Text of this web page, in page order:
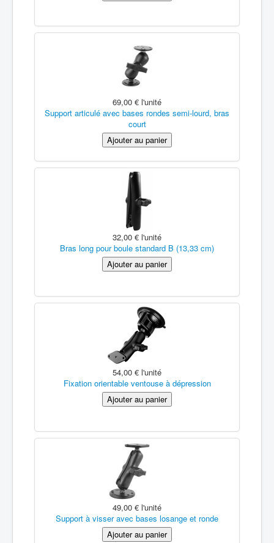
69,00 € l'unité
Support articulé avec bases rondes semi-lourd, bras
court
32,00 € l'unité
Bras long pour boule standard B (13,33 cm)
54,00 € l'unité
Fixation orientable ventouse à dépression
49,00 € l'unité
Support à visser avec bases losange et ronde